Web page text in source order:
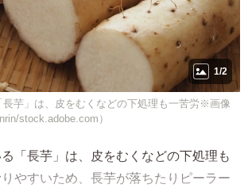
1/2
長芋」は、皮をむくなどの下処理も一苦労※画像
stock.adobe.com）
「長芋」は、皮をむくなどの下処理も
やすいため、長芋が落ちたりピーラー